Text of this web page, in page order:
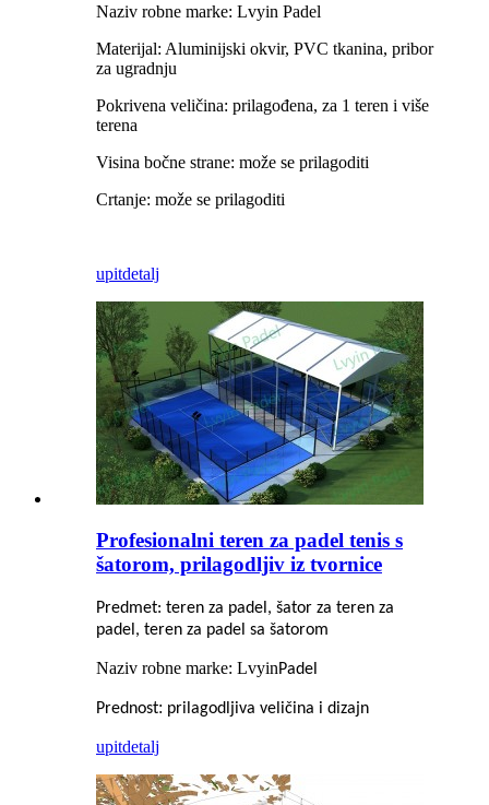
Naziv robne marke: Lvyin Padel
Materijal: Aluminijski okvir, PVC tkanina, pribor
za ugradnju
Pokrivena veličina: prilagođena, za 1 teren i više
terena
Visina bočne strane: može se prilagoditi
Crtanje: može se prilagoditi
upitdetalj
Profesionalni teren za padel tenis s
šatorom, prilagodljiv iz tvornice
Predmet: teren za padel, šator za teren za
padel, teren za padel sa šatorom
Naziv robne marke: LvyinPadel
Prednost: prilagodljiva veličina i dizajn
upitdetalj